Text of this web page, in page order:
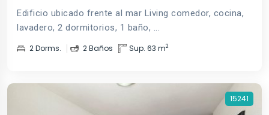
Edificio ubicado frente al mar Living comedor, cocina,
lavadero, 2 dormitorios, 1 baño, ...
2 Dorms. 2 Baños Sup. 63 m2
15241